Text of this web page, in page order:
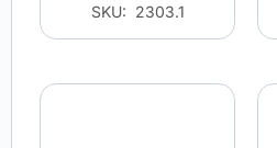
SKU: 2303.1